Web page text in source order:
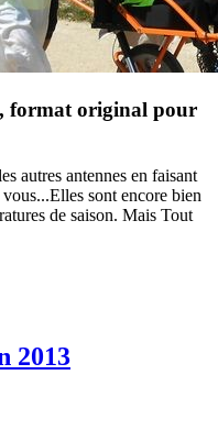
format original pour
autres antennes en faisant
sont encore bien
de saison. Mais Tout
2013